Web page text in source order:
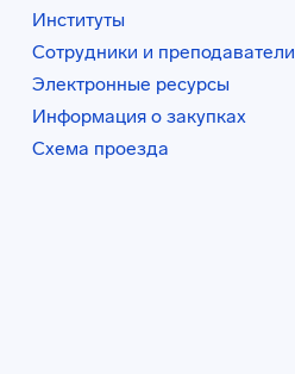
Институты
Сотрудники и преподаватели
Электронные ресурсы
Информация о закупках
Схема проезда